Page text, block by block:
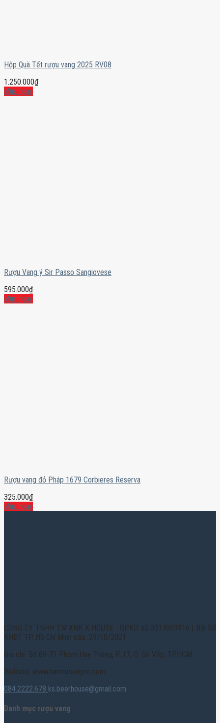
Hộp Quà Tết rượu vang 2025 RV08
1.250.000₫
Mua ngay
Rượu Vang ý Sir Passo Sangiovese
595.000₫
Mua ngay
Rượu vang đỏ Pháp 1679 Corbieres Reserva
325.000₫
Mua ngay
CÔNG TY TNHH TM XNK K HOUSE - GPKD số 0317003916 | Bởi Sở
KHĐT TP. Hồ Chí Minh cấp: 29/10/2021
Địa chỉ: Số 69-71 Phạm Huy Thông, P. 17, Q. Gò Vấp, TPHCM
Website: www.hamruoungon.com
084.2222.678 ks.beerhouse@gmail.com
Danh mục rượu vang